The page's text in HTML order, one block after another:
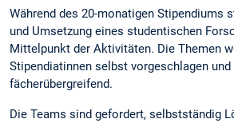
Während des 20-monatigen Stipendiums
und Umsetzung eines studentischen
Mittelpunkt der Aktivitäten. Die Themen
Stipendiatinnen selbst vorgeschlagen und
fächerübergreifend.
Die Teams sind gefordert, selbstständig